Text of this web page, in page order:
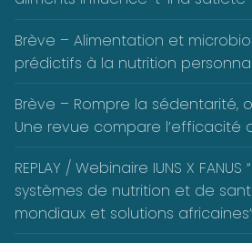
Brève – Alimentation et
prédictifs à la nutrition
Brève – Rompre la sédentarité,
Une revue compare l’efficacité
REPLAY / Webinaire IUNS X
systèmes de nutrition et de
mondiaux et solutions africaines”